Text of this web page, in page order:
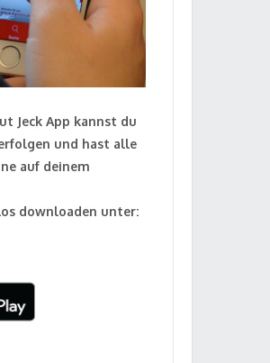
Jeck App kannst du
und hast alle
auf deinem
downloaden unter: